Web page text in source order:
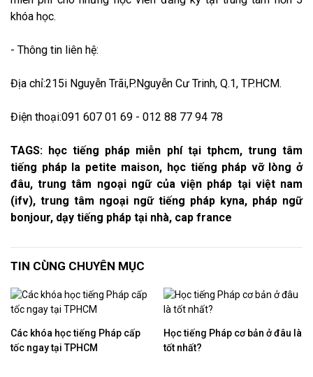
khóa học.
- Thông tin liên hệ:
Địa chỉ:215i Nguyễn Trãi,P.Nguyễn Cư Trinh, Q.1, TP.HCM.
Điện thoại:091 607 01 69 - 012 88 77 94 78
TAGS: học tiếng pháp miễn phí tại tphcm, trung tâm
tiếng pháp la petite maison, học tiếng pháp vỡ lòng ở
đâu, trung tâm ngoại ngữ của viện pháp tại việt nam
(ifv), trung tâm ngoại ngữ tiếng pháp kyna, pháp ngữ
bonjour, dạy tiếng pháp tại nhà, cap france
TIN CÙNG CHUYÊN MỤC
Các khóa học tiếng Pháp cấp
tốc ngay tại TPHCM
Học tiếng Pháp cơ bản ở đâu là
tốt nhất?